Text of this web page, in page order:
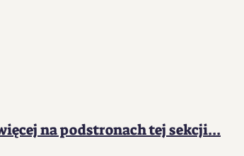
na podstronach tej sekcji...